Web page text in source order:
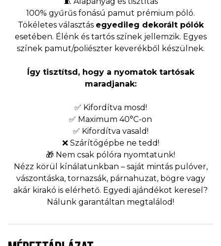
100% gyűrűs fonású pamut prémium póló.
Tökéletes választás egyedileg dekorált pólók
esetében. Élénk és tartós színek jellemzik. Egyes
színek pamut/poliészter keverékből készülnek.
Így tisztítsd, hogy a nyomatok tartósak
maradjanak:
✅ Kifordítva mosd!
✅ Maximum 40°C-on
✅ Kifordítva vasald!
❌ Szárítógépbe ne tedd!
🎁 Nem csak pólóra nyomtatunk!
Nézz körül kínálatunkban – saját mintás pulóver,
vászontáska, tornazsák, párnahuzat, bögre vagy
akár kirakó is elérhető. Egyedi ajándékot keresel?
Nálunk garantáltan megtalálod!